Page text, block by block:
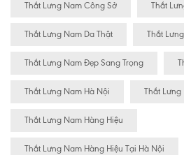
Thắt Lưng Nam Công Sở Thắt
Thắt Lưng Nam Da Thật Thắt
Thắt Lưng Nam Đẹp Sang Trọng
Thắt Lưng Nam Hà Nội Thắt Lưng
Thắt Lưng Nam Hàng Hiệu
Thắt Lưng Nam Hàng Hiệu Tại Hà Nội